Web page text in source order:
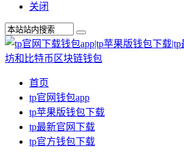
关闭
首页
tp官网钱包app
tp苹果版钱包下载
tp最新官网下载
tp官方钱包下载